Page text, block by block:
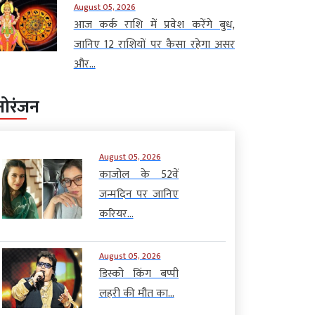
August 05, 2026
आज कर्क राशि में प्रवेश करेंगे बुध,
जानिए 12 राशियों पर कैसा रहेगा असर
और...
August 05, 2026
काजोल के 52वें
जन्मदिन पर जानिए
करियर...
August 05, 2026
डिस्को किंग बप्पी
लहरी की मौत का...